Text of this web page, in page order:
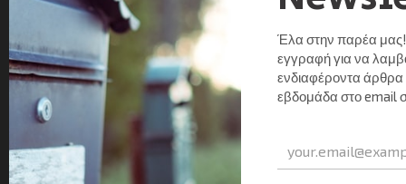
"Όποιος διατηρεί την ικανότητα να βλέπει την
ομορφιά, δεν γερνάει ποτέ", Φραντς Κάφκα
Σαν Σήμερα στον Τουρισμό